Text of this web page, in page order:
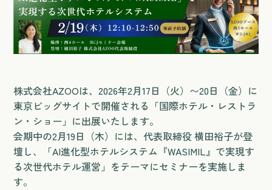
株式会社AZOOは、2026年2月17日（火）〜20日（金）に
東京ビッグサイトで開催される「国際ホテル・レストラ
ン・ショー」に出展いたします。
会期中の2月19日（木）には、代表取締役 横田裕子が登
壇し、「AI進化型ホテルシステム『WASIMIL』で実現す
る次世代ホテル運営」をテーマにセミナーを実施しま
す。